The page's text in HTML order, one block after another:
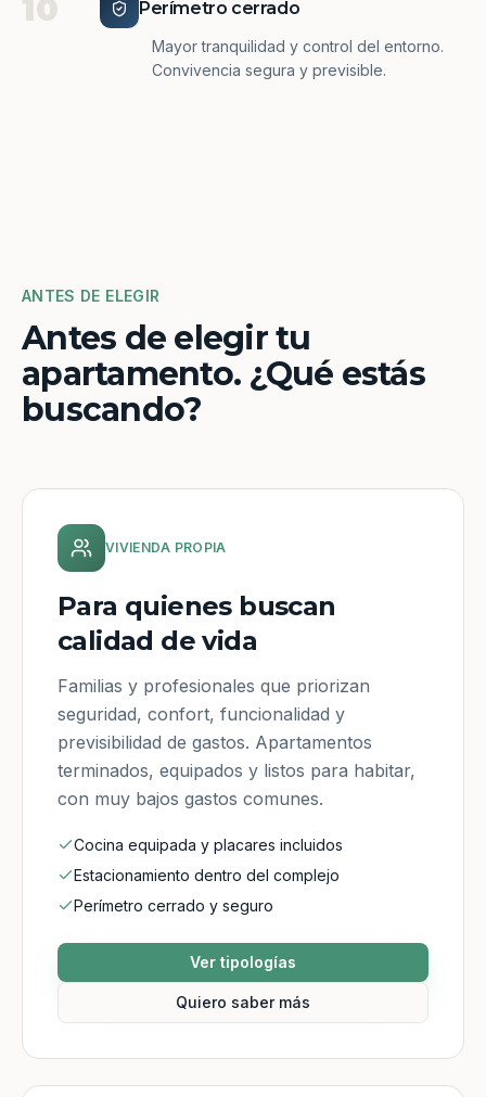
10 Perímetro cerrado
Mayor tranquilidad y control del entorno.
Convivencia segura y previsible.
ANTES DE ELEGIR
Antes de elegir tu
apartamento. ¿Qué estás
buscando?
VIVIENDA PROPIA
Para quienes buscan
calidad de vida
Familias y profesionales que priorizan
seguridad, confort, funcionalidad y
previsibilidad de gastos. Apartamentos
terminados, equipados y listos para habitar,
con muy bajos gastos comunes.
Cocina equipada y placares incluidos
Estacionamiento dentro del complejo
Perímetro cerrado y seguro
Ver tipologías
Quiero saber más